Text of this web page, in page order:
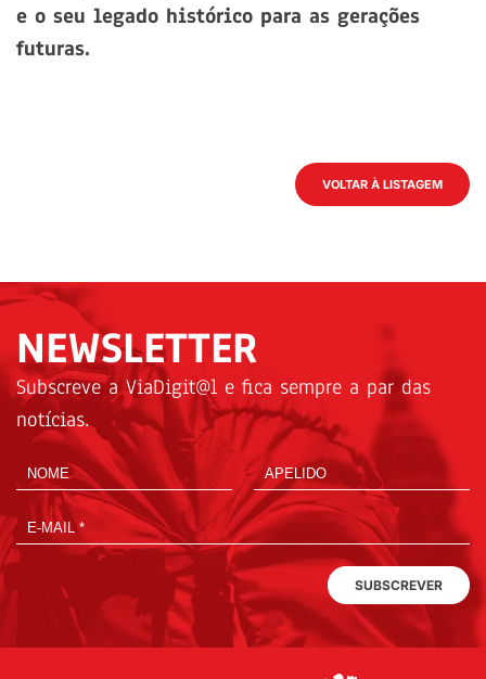
e o seu legado histórico para as gerações
futuras.
VOLTAR À LISTAGEM
NEWSLETTER
Subscreve a ViaDigit@l e fica sempre a par das
notícias.
SUBSCREVER